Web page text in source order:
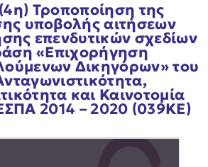
Τροποποίηση της
υποβολής αιτήσεων
επενδυτικών σχεδίων
«Επιχορήγηση
Δικηγόρων» του
και Καινοτομία
2014 – 2020 (039ΚΕ)